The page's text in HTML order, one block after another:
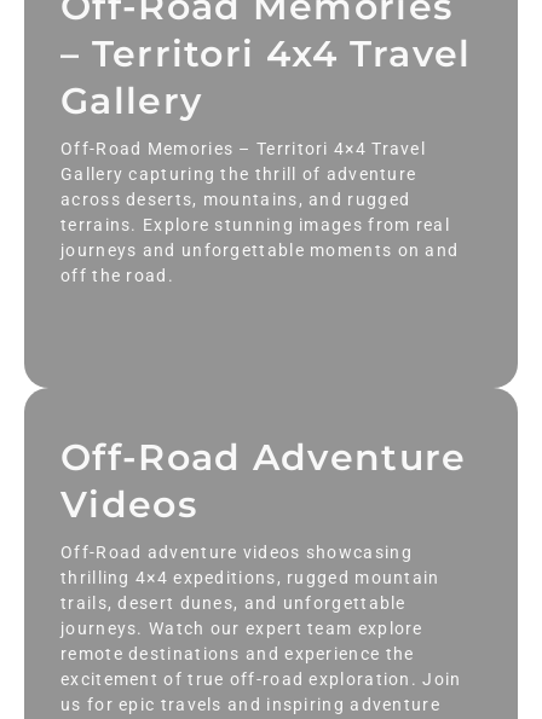
– Territori 4x4 Travel
Gallery
Off-Road Memories – Territori 4×4 Travel
Gallery capturing the thrill of adventure
across deserts, mountains, and rugged
terrains. Explore stunning images from real
journeys and unforgettable moments on and
off the road.
Off-Road Adventure
Videos
Off-Road adventure videos showcasing
thrilling 4×4 expeditions, rugged mountain
trails, desert dunes, and unforgettable
journeys. Watch our expert team explore
remote destinations and experience the
excitement of true off-road exploration. Join
us for epic travels and inspiring adventure